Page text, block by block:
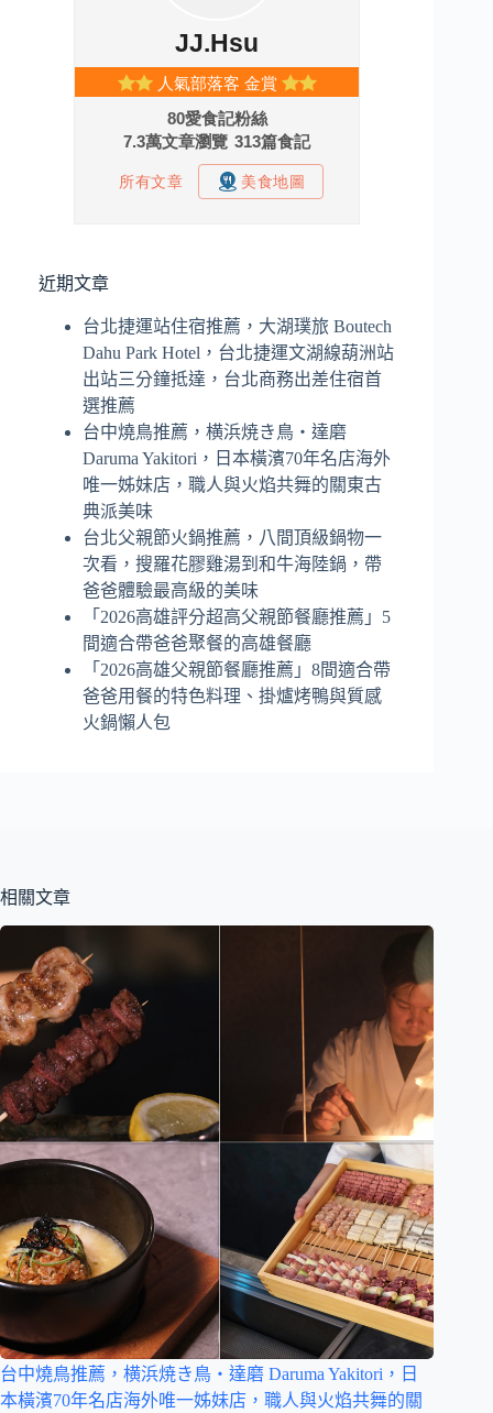
近期文章
台北捷運站住宿推薦，大湖璞旅 Boutech
Dahu Park Hotel，台北捷運文湖線葫洲站
出站三分鐘抵達，台北商務出差住宿首
選推薦
台中燒鳥推薦，横浜焼き鳥‧達磨
Daruma Yakitori，日本橫濱70年名店海外
唯一姊妹店，職人與火焰共舞的關東古
典派美味
台北父親節火鍋推薦，八間頂級鍋物一
次看，搜羅花膠雞湯到和牛海陸鍋，帶
爸爸體驗最高級的美味
「2026高雄評分超高父親節餐廳推薦」5
間適合帶爸爸聚餐的高雄餐廳
「2026高雄父親節餐廳推薦」8間適合帶
爸爸用餐的特色料理、掛爐烤鴨與質感
火鍋懶人包
相關文章
台中燒鳥推薦，横浜焼き鳥‧達磨 Daruma Yakitori，日
本橫濱70年名店海外唯一姊妹店，職人與火焰共舞的關